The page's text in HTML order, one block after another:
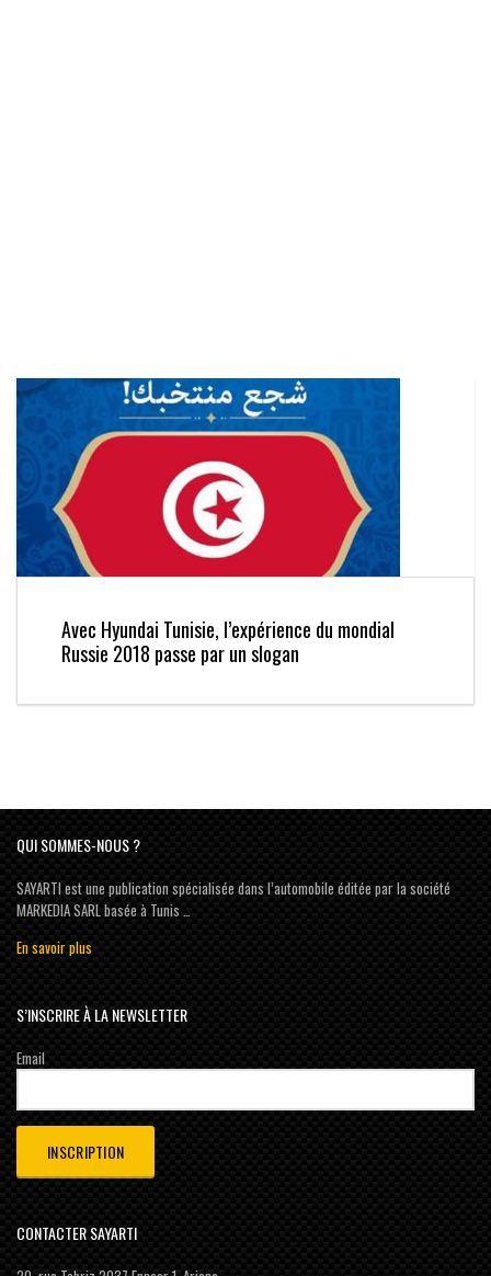
Avec Hyundai Tunisie, l’expérience du mondial
Russie 2018 passe par un slogan
QUI SOMMES-NOUS ?
SAYARTI est une publication spécialisée dans l’automobile éditée par la société
MARKEDIA SARL basée à Tunis …
En savoir plus
S’INSCRIRE À LA NEWSLETTER
Email
CONTACTER SAYARTI